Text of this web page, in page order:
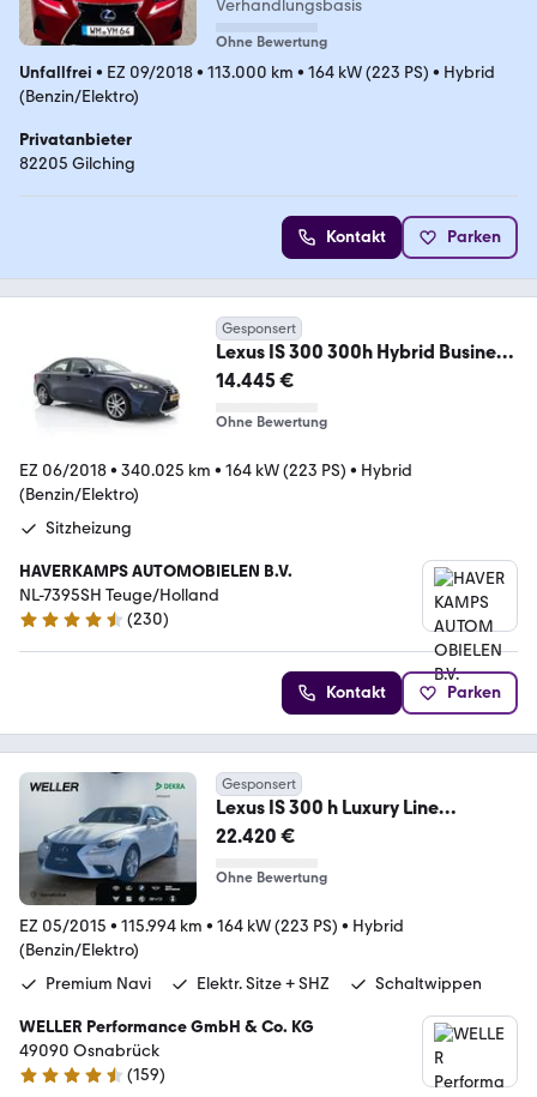
Verhandlungsbasis
Ohne Bewertung
Unfallfrei • EZ 09/2018• 113.000 km • 164 kW (223 PS) • Hybrid
(Benzin/Elektro)
Privatanbieter
82205 Gilching
Kontakt Parken
Gesponsert
Lexus IS 300 300h Hybrid Business
Line Aut. *PANO | LE
14.445 €
Ohne Bewertung
EZ 06/2018• 340.025 km • 164 kW (223 PS) • Hybrid
(Benzin/Elektro)
Sitzheizung
HAVERKAMPS AUTOMOBIELEN B.V.
NL-7395SH Teuge/Holland
4.5 Sterne
(230)
Kontakt Parken
Gesponsert
Lexus IS 300 h Luxury Line
*Standheizung*Leder*Levinso
22.420 €
Ohne Bewertung
EZ 05/2015 • 115.994 km • 164 kW (223 PS) • Hybrid
(Benzin/Elektro)
Premium Navi
Elektr. Sitze + SHZ Schaltwippen
WELLER Performance GmbH & Co. KG
49090 Osnabrück
4.5 Sterne
(159)